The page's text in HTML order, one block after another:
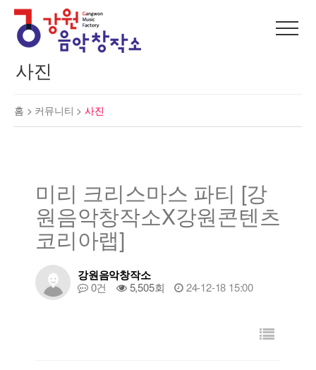
사진
홈 > 커뮤니티 > 사진
미리 크리스마스 파티 [강
원음악창작소X강원콘텐츠
코리아랩]
강원음악창작소
0건 5,505회 24-12-18 15:00